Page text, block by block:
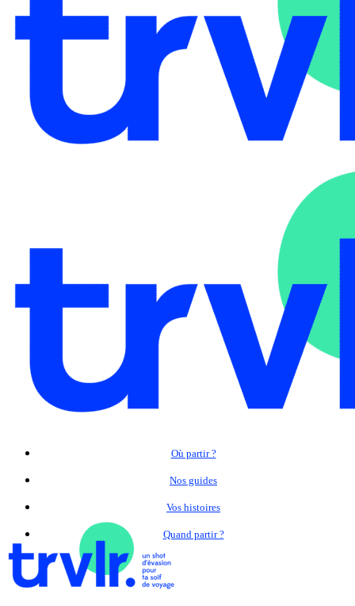
Où partir ?
Nos guides
Vos histoires
Quand partir ?